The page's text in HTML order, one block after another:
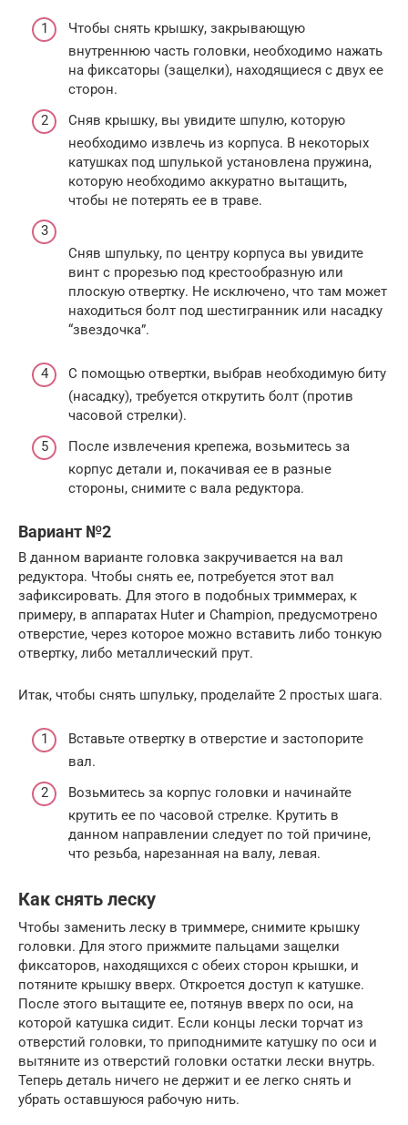
Чтобы снять крышку, закрывающую
внутреннюю часть головки, необходимо нажать
на фиксаторы (защелки), находящиеся с двух ее
сторон.
Сняв крышку, вы увидите шпулю, которую
необходимо извлечь из корпуса. В некоторых
катушках под шпулькой установлена пружина,
которую необходимо аккуратно вытащить,
чтобы не потерять ее в траве.
Сняв шпульку, по центру корпуса вы увидите
винт с прорезью под крестообразную или
плоскую отвертку. Не исключено, что там может
находиться болт под шестигранник или насадку
“звездочка”.
С помощью отвертки, выбрав необходимую биту
(насадку), требуется открутить болт (против
часовой стрелки).
После извлечения крепежа, возьмитесь за
корпус детали и, покачивая ее в разные
стороны, снимите с вала редуктора.
Вариант №2
В данном варианте головка закручивается на вал
редуктора. Чтобы снять ее, потребуется этот вал
зафиксировать. Для этого в подобных триммерах, к
примеру, в аппаратах Huter и Champion, предусмотрено
отверстие, через которое можно вставить либо тонкую
отвертку, либо металлический прут.
Итак, чтобы снять шпульку, проделайте 2 простых шага.
Вставьте отвертку в отверстие и застопорите
вал.
Возьмитесь за корпус головки и начинайте
крутить ее по часовой стрелке. Крутить в
данном направлении следует по той причине,
что резьба, нарезанная на валу, левая.
Как снять леску
Чтобы заменить леску в триммере, снимите крышку
головки. Для этого прижмите пальцами защелки
фиксаторов, находящихся с обеих сторон крышки, и
потяните крышку вверх. Откроется доступ к катушке.
После этого вытащите ее, потянув вверх по оси, на
которой катушка сидит. Если концы лески торчат из
отверстий головки, то приподнимите катушку по оси и
вытяните из отверстий головки остатки лески внутрь.
Теперь деталь ничего не держит и ее легко снять и
убрать оставшуюся рабочую нить.